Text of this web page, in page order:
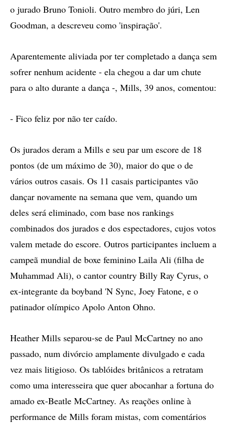
o jurado Bruno Tonioli. Outro membro do júri, Len
Goodman, a descreveu como 'inspiração'.
Aparentemente aliviada por ter completado a dança sem
sofrer nenhum acidente - ela chegou a dar um chute
para o alto durante a dança -, Mills, 39 anos, comentou:
- Fico feliz por não ter caído.
Os jurados deram a Mills e seu par um escore de 18
pontos (de um máximo de 30), maior do que o de
vários outros casais. Os 11 casais participantes vão
dançar novamente na semana que vem, quando um
deles será eliminado, com base nos rankings
combinados dos jurados e dos espectadores, cujos votos
valem metade do escore. Outros participantes incluem a
campeã mundial de boxe feminino Laila Ali (filha de
Muhammad Ali), o cantor country Billy Ray Cyrus, o
ex-integrante da boyband 'N Sync, Joey Fatone, e o
patinador olímpico Apolo Anton Ohno.
Heather Mills separou-se de Paul McCartney no ano
passado, num divórcio amplamente divulgado e cada
vez mais litigioso. Os tablóides britânicos a retratam
como uma interesseira que quer abocanhar a fortuna do
amado ex-Beatle McCartney. As reações online à
performance de Mills foram mistas, com comentários